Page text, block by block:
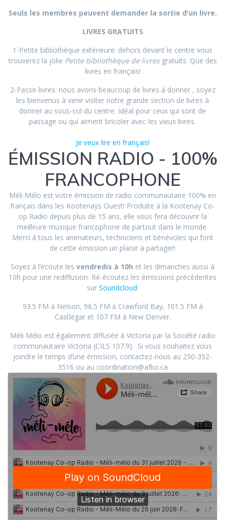
Seuls les membres peuvent demander la sortie d’un livre.
LIVRES GRATUITS
1-Petite bibliothèque extérieure: dehors devant le centre vous
trouverez la jolie Petite bibliothèque de livresgratuits. Que des
livres en français!
2-Passe-livres: nous avons beaucoup de livres à donner , soyez
les bienvenus à venir visiter notre grande section de livres à
donner au sous-sol du centre. Idéal pour ceux qui sont de
passage ou qui aiment bricoler avec les vieux livres.
Je veux lire en français!
ÉMISSION RADIO - 100%
FRANCOPHONE
Méli Mélo est votre émission de radio communautaire 100% en
français dans les Kootenays Ouest! Produite à la Kootenay Co-
op Radio depuis plus de 15 ans, elle vous fera découvrir la
meilleure musique francophone de partout dans le monde.
Merci à tous les animateurs, techniciens et bénévoles qui font
de cette émission un plaisir à partager!
Soyez à l’écoute les vendredis à 10h et les dimanches aussi à
10h pour une rediffusion. Ré-écoutez les émissions précédentes
sur Soundcloud.
93.5 FM à Nelson, 96.5 FM à Crawford Bay, 101.5 FM à
Castlegar et 107 FM à New Denver.
Méli Mélo est également diffusée à Victoria par la Société radio
communautaire Victoria (CILS 107.9). Si vous souhaitez vous
joindre le temps d’une émission, contactez-nous au 250-352-
3516 ou au coordination@afko.ca